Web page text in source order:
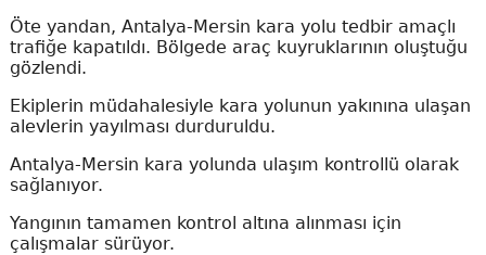
Öte yandan, Antalya-Mersin kara yolu tedbir amaçlı
trafiğe kapatıldı. Bölgede araç kuyruklarının oluştuğu
gözlendi.
Ekiplerin müdahalesiyle kara yolunun yakınına ulaşan
alevlerin yayılması durduruldu.
Antalya-Mersin kara yolunda ulaşım kontrollü olarak
sağlanıyor.
Yangının tamamen kontrol altına alınması için
çalışmalar sürüyor.